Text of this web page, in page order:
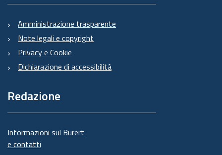
Amministrazione trasparente
Note legali e copyright
Privacy e Cookie
Dichiarazione di accessibilità
Redazione
Informazioni sul Burert
e contatti